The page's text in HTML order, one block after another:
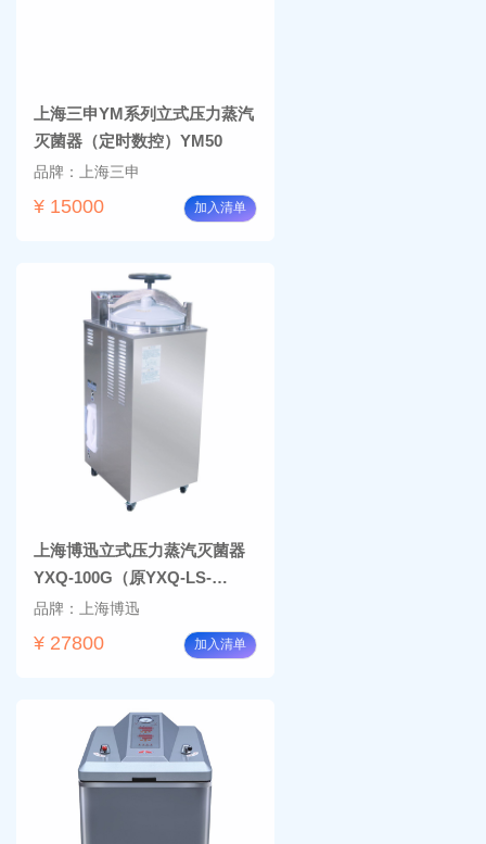
上海三申YM系列立式压力蒸汽
灭菌器（定时数控）YM50
品牌：上海三申
¥ 15000 加入清单
上海博迅立式压力蒸汽灭菌器
YXQ-100G（原YXQ-LS-
100G）
品牌：上海博迅
¥ 27800 加入清单